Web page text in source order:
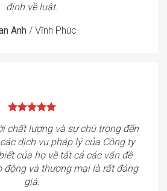
định về luật.
Anh / Vĩnh Phúc
chất lượng và sự chú trọng đến
dịch vụ pháp lý của Công ty
của họ về tất cả các vấn đề
động và thương mại là rất đáng
giá.